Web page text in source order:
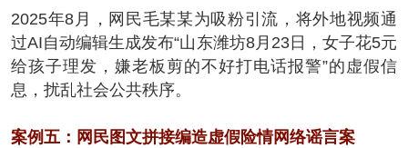
2025年8月，网民毛某某为吸粉引流，将外地视频通
过AI自动编辑生成发布“山东潍坊8月23日，女子花5元
给孩子理发，嫌老板剪的不好打电话报警”的虚假信
息，扰乱社会公共秩序。
案例五：网民图文拼接编造虚假险情网络谣言案